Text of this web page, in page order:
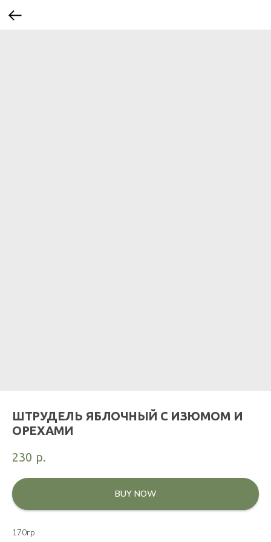
ШТРУДЕЛЬ ЯБЛОЧНЫЙ С ИЗЮМОМ И
ОРЕХАМИ
230 р.
BUY NOW
170гр